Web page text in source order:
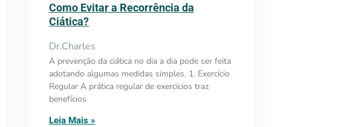
Como Evitar a Recorrência da
Ciática?
Dr.Charles
A prevenção da ciática no dia a dia pode ser feita
adotando algumas medidas simples. 1. Exercício
Regular A prática regular de exercícios traz
benefícios
Leia Mais »